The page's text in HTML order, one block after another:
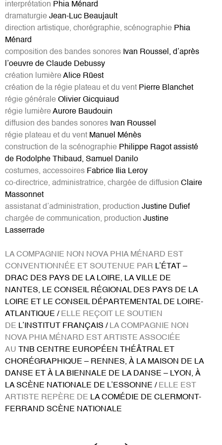
interprétation Phia Ménard
dramaturgie Jean-Luc Beaujault
direction artistique, chorégraphie, scénographie Phia
Ménard
composition des bandes sonores Ivan Roussel, d’après
l’oeuvre de Claude Debussy
création lumièreAlice Rüest
création de la régie plateau et du vent Pierre Blanchet
régie générale Olivier Gicquiaud
régie lumièreAurore Baudouin
diffusion des bandes sonores Ivan Roussel
régie plateau et du vent Manuel Ménès
construction de la scénographie Philippe Ragot assisté
de Rodolphe Thibaud, Samuel Danilo
costumes, accessoires Fabrice Ilia Leroy
co-directrice, administratrice, chargée de diffusion Claire
Massonnet
assistanat d’administration, production Justine Dufief
chargée de communication, production Justine
Lasserrade
LA COMPAGNIE NON NOVA PHIA MÉNARD EST
CONVENTIONNÉE ET SOUTENUE PAR L’ÉTAT –
DRAC DES PAYS DE LA LOIRE, LA VILLE DE
NANTES, LE CONSEIL RÉGIONAL DES PAYS DE LA
LOIRE ET LE CONSEIL DÉPARTEMENTAL DE LOIRE-
ATLANTIQUE / ELLE REÇOIT LE SOUTIEN
DE L’INSTITUT FRANÇAIS / LA COMPAGNIE NON
NOVA PHIA MÉNARD EST ARTISTE ASSOCIÉE
AU TNB CENTRE EUROPÉEN THÉÂTRAL ET
CHORÉGRAPHIQUE – RENNES, À LA MAISON DE LA
DANSE ET À LA BIENNALE DE LA DANSE – LYON, À
LA SCÈNE NATIONALE DE L’ESSONNE /ELLE EST
ARTISTE REPÈRE DE LA COMÉDIE DE CLERMONT-
FERRAND SCÈNE NATIONALE